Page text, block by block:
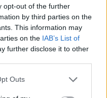
opt-out of the further
by third parties on the
This information may
on the IAB’s List of
further disclose it to other
Outs